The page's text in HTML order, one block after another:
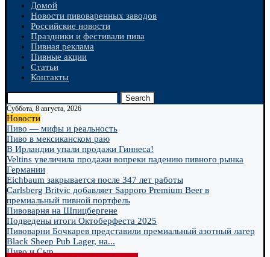
Домой
Новости пивоваренных заводов
Российские новости
Праздники и фестивали пива
Пивная реклама
Пивные акции
Статьи
Контакты
Search
Суббота, 8 августа, 2026
Новости
Пиво — мифы и реальность
Пиво в мексиканском раю
В Ирландии упали продажи Гиннеса!
Veltins увеличила продажи вопреки падению пивного рынка
Германии
Eichbaum закрывается после 347 лет работы
Carlsberg Britvic добавляет Sapporo Premium Beer в
премиальный пивной портфель
Пивоварня на Шпицбергене
Подведены итоги Октоберфеста 2025
Пивоварни Бочкарев представили премиальный азотный лагер
Black Sheep Pub Lager, на...
Пиво и Сыр